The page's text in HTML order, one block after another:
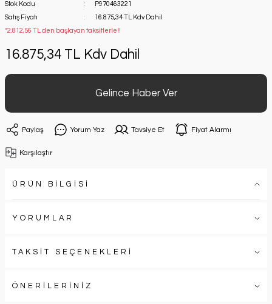
Stok Kodu
P970463221
Satış Fiyatı
16.875,34 TL Kdv Dahil
*2.812,56 TL den başlayan taksitlerle!!
16.875,34 TL Kdv Dahil
Gelince Haber Ver
Paylaş Yorum Yaz Tavsiye Et Fiyat Alarmı
Karşılaştır
ÜRÜN BİLGİSİ
YORUMLAR
TAKSİT SEÇENEKLERİ
ÖNERİLERİNİZ